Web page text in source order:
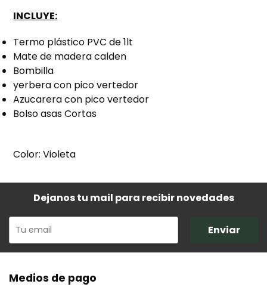
INCLUYE:
Termo plástico PVC de 1lt
Mate de madera calden
Bombilla
yerbera con pico vertedor
Azucarera con pico vertedor
Bolso asas Cortas
Color: Violeta
Dejanos tu mail para recibir novedades
Enviar
Medios de pago